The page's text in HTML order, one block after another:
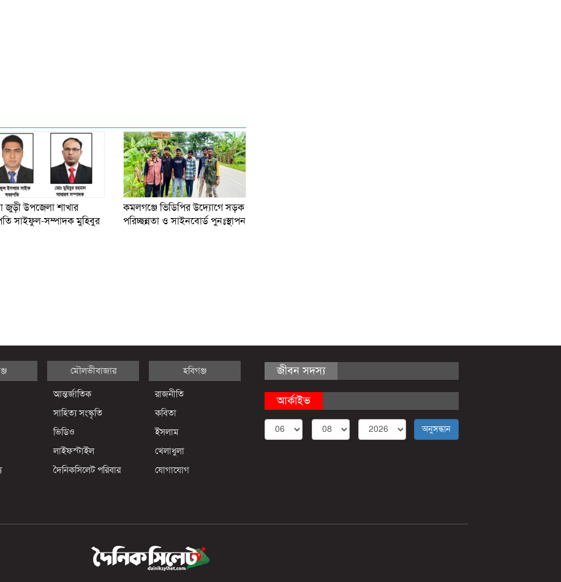
জুড়ী উপজেলা শাখার
সাইফুল-সম্পাদক মুহিবুর
কমলগঞ্জে ভিডিপির উদ্যোগে সড়ক
পরিচ্ছন্নতা ও সাইনবোর্ড পুনঃস্থাপন
মৌলভীবাজার হবিগঞ্জ
আন্তর্জাতিক
রাজনীতি
সাহিত্য সংস্কৃতি
কবিতা
ভিডিও
ইসলাম
লাইফস্টাইল
খেলাধুলা
দৈনিকসিলেট পরিবার যোগাযোগ
জীবন সদস্য
আর্কাইভ